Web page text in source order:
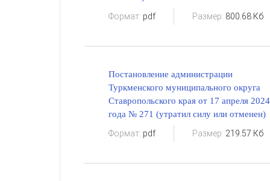
Формат: pdf Размер: 800.68 Кб
Постановление администрации
Туркменского муниципального округа
Ставропольского края от 17 апреля 2024
года № 271 (утратил силу или отменен)
Формат: pdf Размер: 219.57 Кб